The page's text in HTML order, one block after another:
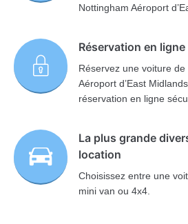
Nottingham Aéroport
Réservation en
Réservez une voiture
Aéroport d’East
réservation en ligne
La plus grande
location
Choisissez entre une
mini van ou 4x4.